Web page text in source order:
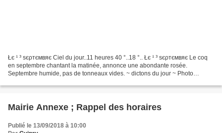
Łє ¹ ³ ѕєρтємвяє Ciel du jour..11 heures 40 °..18 °.. Łє ¹ ³ ѕєρтємвяє Le coq
en septembre chantant la matinée, annonce une abondante rosée.
Septembre humide, pas de tonneaux vides. ~ dictons du jour ~ Photo
Mairie Annexe ; Rappel des horaires
Publié le 13/09/2018 à 10:00